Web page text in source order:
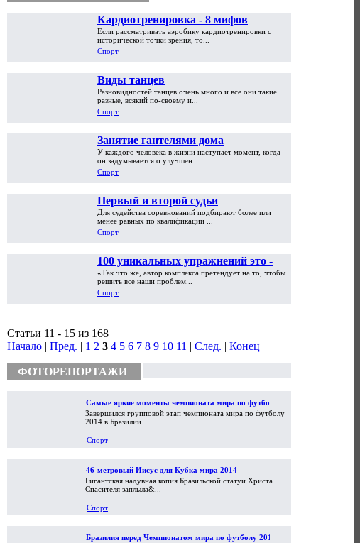
Кардиотренировка - 8 мифов
Если рассматривать аэробику кардиотренировки с
исторической точки зрения, то...
Спорт
Виды танцев
Разновидностей танцев очень много и все они такие
разные, всякий по-своему и...
Спорт
Занятие гантелями дома
У каждого человека в жизни наступает момент, когда
он задумывается о улучшен...
Спорт
Первый и второй судьи
Для судейства соревнований подбирают более или
менее равных по квалификации ...
Спорт
100 уникальных упражнений это -
полное, всестороннее и
максимальное развитие всех без
исключения групп мышц
«Так что же, автор комплекса претендует на то, чтобы
решить все наши проблем...
Спорт
Статьи 11 - 15 из 168
Начало | Пред. | 1 2 3 4 5 6 7 8 9 10 11 | След. | Конец
ФОТОРЕПОРТАЖИ
Самые яркие моменты чемпионата мира по футболу
2014
Завершился групповой этап чемпионата мира по футболу
2014 в Бразилии. ...
Спорт
46-метровый Иисус для Кубка мира 2014
Гигантская надувная копия Бразильской статуи Христа
Спасителя заплыла&...
Спорт
Бразилия перед Чемпионатом мира по футболу 2014